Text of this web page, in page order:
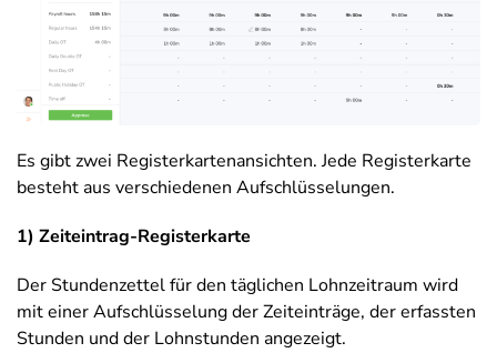
Es gibt zwei Registerkartenansichten. Jede Registerkarte
besteht aus verschiedenen Aufschlüsselungen.
1) Zeiteintrag-Registerkarte
Der Stundenzettel für den täglichen Lohnzeitraum wird
mit einer Aufschlüsselung der Zeiteinträge, der erfassten
Stunden und der Lohnstunden angezeigt.